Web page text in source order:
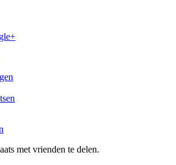
met vrienden te delen.